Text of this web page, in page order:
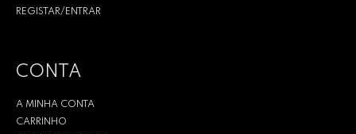
REGISTAR/ENTRAR
CONTA
A MINHA CONTA
CARRINHO